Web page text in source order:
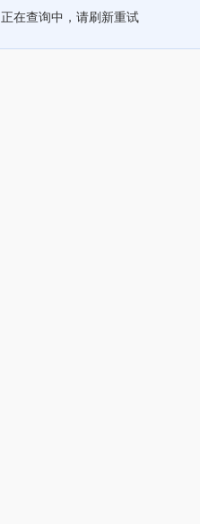
正在查询中，请刷新重试